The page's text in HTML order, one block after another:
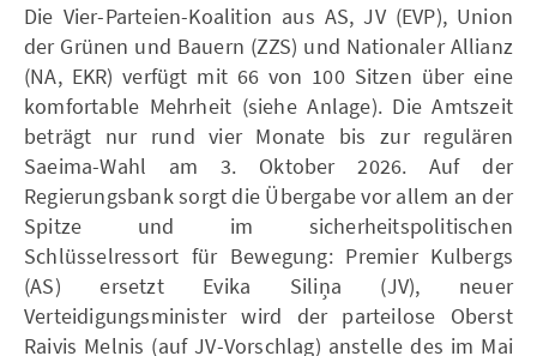
Die Vier-Parteien-Koalition aus AS, JV (EVP), Union
der Grünen und Bauern (ZZS) und Nationaler Allianz
(NA, EKR) verfügt mit 66 von 100 Sitzen über eine
komfortable Mehrheit (siehe Anlage). Die Amtszeit
beträgt nur rund vier Monate bis zur regulären
Saeima-Wahl am 3. Oktober 2026. Auf der
Regierungsbank sorgt die Übergabe vor allem an der
Spitze und im sicherheitspolitischen
Schlüsselressort für Bewegung: Premier Kulbergs
(AS) ersetzt Evika Siliņa (JV), neuer
Verteidigungsminister wird der parteilose Oberst
Raivis Melnis (auf JV-Vorschlag) anstelle des im Mai